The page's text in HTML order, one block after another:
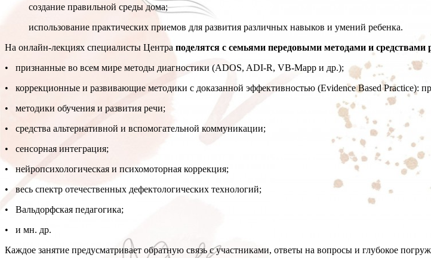
создание правильной среды дома;
использование практических приемов для развития различных навыков и умений ребенка.
На онлайн-лекциях специалисты Центра поделятся с семьями передовыми методами и средствами
• признанные во всем мире методы диагностики (ADOS, ADI-R, VB-Mapp и др.);
• коррекционные и развивающие методики с доказанной эффективностью (Evidence Based
• методики обучения и развития речи;
• средства альтернативной и вспомогательной коммуникации;
• сенсорная интеграция;
• нейропсихологическая и психомоторная коррекция;
• весь спектр отечественных дефектологических технологий;
• Вальдорфская педагогика;
• и мн. др.
Каждое занятие предусматривает обратную связь с участниками, ответы на вопросы и глубокое